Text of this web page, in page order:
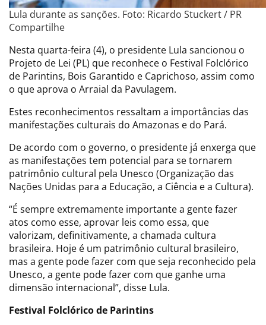
Lula durante as sanções. Foto: Ricardo Stuckert / PR
Compartilhe
Nesta quarta-feira (4), o presidente Lula sancionou o
Projeto de Lei (PL) que reconhece o Festival Folclórico
de Parintins, Bois Garantido e Caprichoso, assim como
o que aprova o Arraial da Pavulagem.
Estes reconhecimentos ressaltam a importâncias das
manifestações culturais do Amazonas e do Pará.
De acordo com o governo, o presidente já enxerga que
as manifestações tem potencial para se tornarem
patrimônio cultural pela Unesco (Organização das
Nações Unidas para a Educação, a Ciência e a Cultura).
“É sempre extremamente importante a gente fazer
atos como esse, aprovar leis como essa, que
valorizam, definitivamente, a chamada cultura
brasileira. Hoje é um patrimônio cultural brasileiro,
mas a gente pode fazer com que seja reconhecido pela
Unesco, a gente pode fazer com que ganhe uma
dimensão internacional”, disse Lula.
Festival Folclórico de Parintins